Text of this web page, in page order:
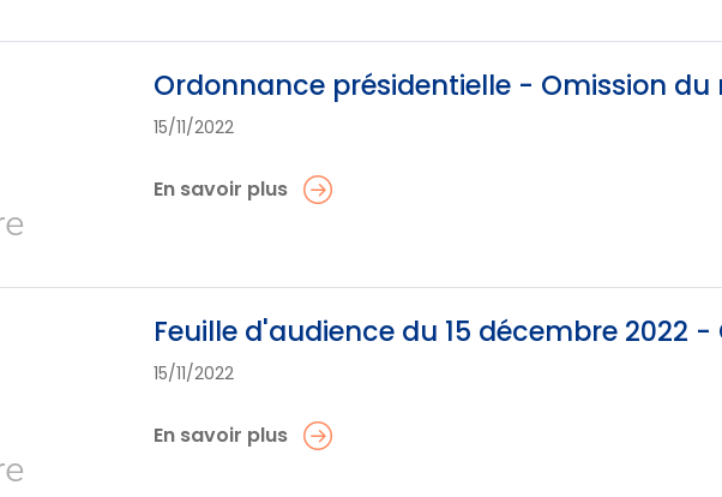
Ordonnance présidentielle - Omission du
15/11/2022
En savoir plus
Feuille d'audience du 15 décembre 2022
15/11/2022
En savoir plus